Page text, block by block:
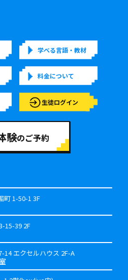
学べる言語・教材
料金について
生徒ログイン
験のご予約
町 1-50-1 3F
14 エクセルハウス 2F-A
15-39 2F